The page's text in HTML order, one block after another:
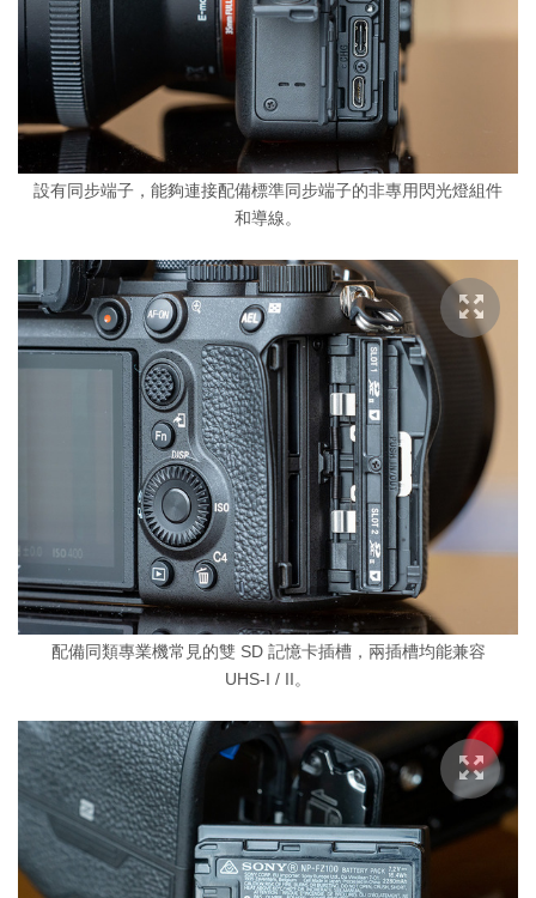
設有同步端子，能夠連接配備標準同步端子的非專用閃光燈組件
和導線。
配備同類專業機常見的雙 SD 記憶卡插槽，兩插槽均能兼容
UHS-I / II。